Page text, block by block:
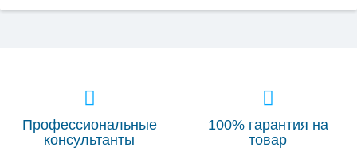
Профессиональные
консультанты
100% гарантия на
товар